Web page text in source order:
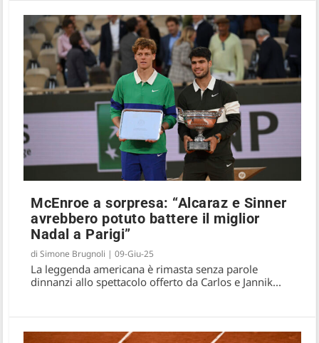
McEnroe a sorpresa: “Alcaraz e Sinner
avrebbero potuto battere il miglior
Nadal a Parigi”
diSimone Brugnoli |09-Giu-25
La leggenda americana è rimasta senza parole
dinnanzi allo spettacolo offerto da Carlos e Jannik...